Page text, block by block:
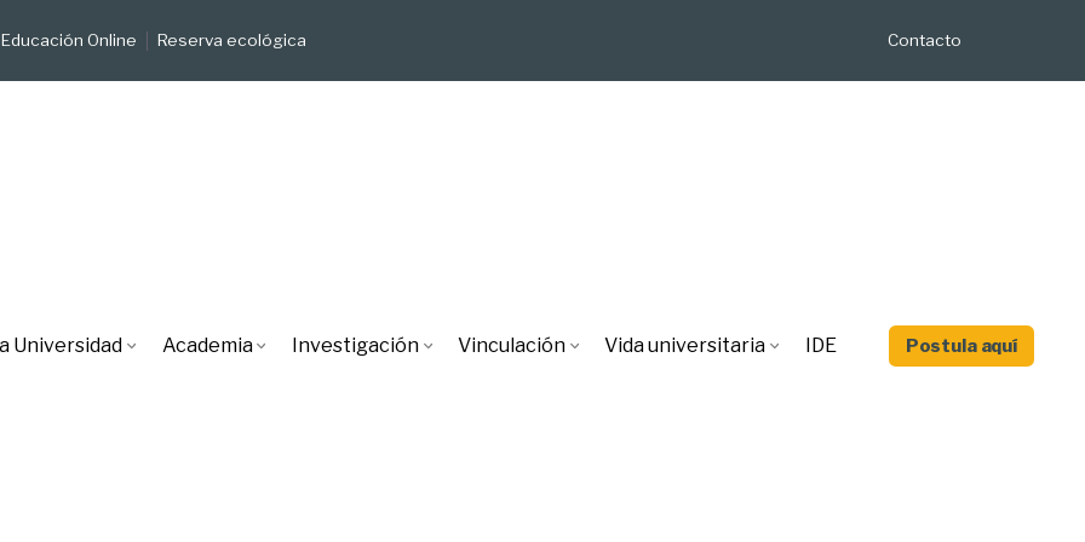
Educación Online Reserva ecológica Contacto
Universidad Academia Investigación Vinculación Vida universitaria IDE Postula aquí